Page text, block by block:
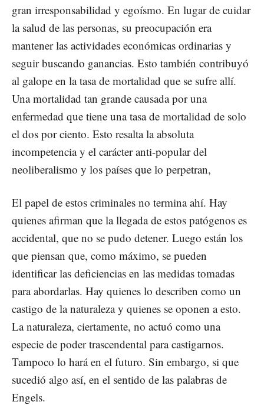
gran irresponsabilidad y egoísmo. En lugar de cuidar
la salud de las personas, su preocupación era
mantener las actividades económicas ordinarias y
seguir buscando ganancias. Esto también contribuyó
al galope en la tasa de mortalidad que se sufre allí.
Una mortalidad tan grande causada por una
enfermedad que tiene una tasa de mortalidad de solo
el dos por ciento. Esto resalta la absoluta
incompetencia y el carácter anti-popular del
neoliberalismo y los países que lo perpetran,
El papel de estos criminales no termina ahí. Hay
quienes afirman que la llegada de estos patógenos es
accidental, que no se pudo detener. Luego están los
que piensan que, como máximo, se pueden
identificar las deficiencias en las medidas tomadas
para abordarlas. Hay quienes lo describen como un
castigo de la naturaleza y quienes se oponen a esto.
La naturaleza, ciertamente, no actuó como una
especie de poder trascendental para castigarnos.
Tampoco lo hará en el futuro. Sin embargo, si que
sucedió algo así, en el sentido de las palabras de
Engels.